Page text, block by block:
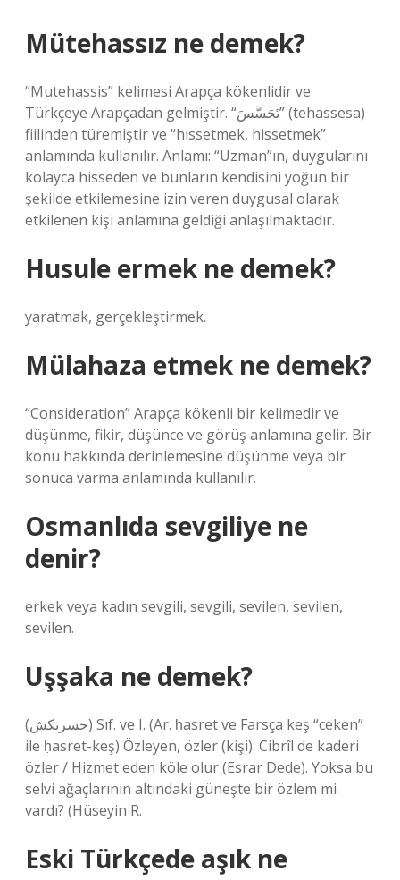
Mütehassız ne demek?
“Mutehassis” kelimesi Arapça kökenlidir ve
Türkçeye Arapçadan gelmiştir. “تَحَسَّسَ” (tehassesa)
fiilinden türemiştir ve “hissetmek, hissetmek”
anlamında kullanılır. Anlamı: “Uzman”ın, duygularını
kolayca hisseden ve bunların kendisini yoğun bir
şekilde etkilemesine izin veren duygusal olarak
etkilenen kişi anlamına geldiği anlaşılmaktadır.
Husule ermek ne demek?
yaratmak, gerçekleştirmek.
Mülahaza etmek ne demek?
“Consideration” Arapça kökenli bir kelimedir ve
düşünme, fikir, düşünce ve görüş anlamına gelir. Bir
konu hakkında derinlemesine düşünme veya bir
sonuca varma anlamında kullanılır.
Osmanlıda sevgiliye ne
denir?
erkek veya kadın sevgili, sevgili, sevilen, sevilen,
sevilen.
Uşşaka ne demek?
(ﺣﺴﺮﺗﻜﺶ) Sıf. ve I. (Ar. ḥasret ve Farsça keş “ceken”
ile ḥasret-keş) Özleyen, özler (kişi): Cibrîl de kaderi
özler / Hizmet eden köle olur (Esrar Dede). Yoksa bu
selvi ağaçlarının altındaki güneşte bir özlem mi
vardı? (Hüseyin R.
Eski Türkçede aşık ne